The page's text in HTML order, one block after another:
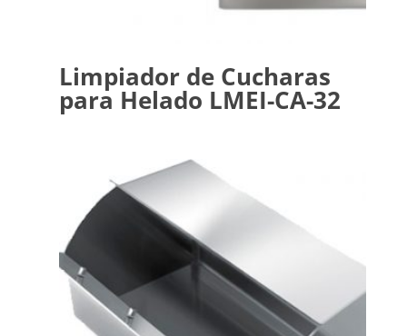
Limpiador de Cucharas
para Helado LMEI-CA-32